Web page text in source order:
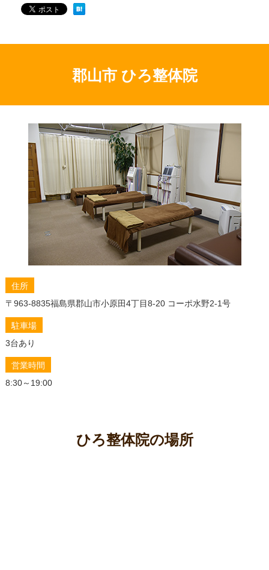
善を目指す治療法とは
改善する方法を解説
椎間板ヘルニアの好発部位を整体の視点で徹底解説！
効果的な対策と注意点
椎間板ヘルニアと冷えの深い関係とは？整体で血流を
改善し痛みを和らげる秘訣
椎間板ヘルニアの痛みは自分で治す！効果的な体操と
整体師が教えるセルフケア術
椎間板ヘルニアに効く筋トレの種類とは？整体師が教
える自宅ケアの注意点
椎間板ヘルニアで足が痛いあなたへ：その原因と整体
首の椎間板ヘルニア：原因を徹底解説！整体の効果で
椎間板ヘルニアの激痛に終止符！効果的な治療法、自
もう諦めない！椎間板ヘルニアで歩けない原因を解明
し整体で再び歩く喜びを
椎間板ヘルニアの痛みを和らげる！整体師が解説する
の原因と、整体でできること
椎間板ヘルニアと足のむくみの関係とは？その原因と
郡山市 ひろ整体院
住所
〒963-8835福島県郡山市小原田4丁目8-20 コーポ水野2-1号
駐車場
3台あり
営業時間
8:30～19:00
ひろ整体院の場所